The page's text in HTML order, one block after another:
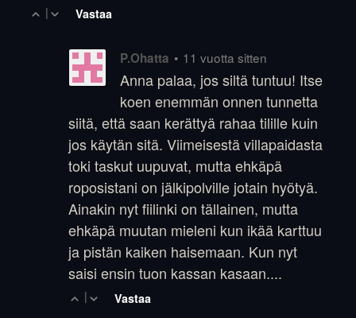
| Vastaa
P.Ohatta • 11 vuotta sitten
Anna palaa, jos siltä tuntuu! Itse
koen enemmän onnen tunnetta
siitä, että saan kerättyä rahaa tilille kuin
jos käytän sitä. Viimeisestä villapaidasta
toki taskut uupuvat, mutta ehkäpä
roposistani on jälkipolville jotain hyötyä.
Ainakin nyt fiilinki on tällainen, mutta
ehkäpä muutan mieleni kun ikää karttuu
ja pistän kaiken haisemaan. Kun nyt
saisi ensin tuon kassan kasaan....
| Vastaa